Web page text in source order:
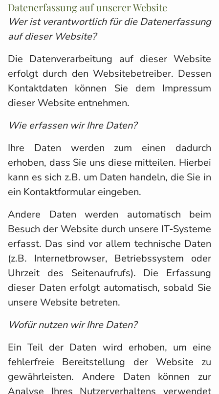
Datenerfassung auf unserer Website
Wer ist verantwortlich für die Datenerfassung
auf dieser Website?
Die Datenverarbeitung auf dieser Website
erfolgt durch den Websitebetreiber. Dessen
Kontaktdaten können Sie dem Impressum
dieser Website entnehmen.
Wie erfassen wir Ihre Daten?
Ihre Daten werden zum einen dadurch
erhoben, dass Sie uns diese mitteilen. Hierbei
kann es sich z.B. um Daten handeln, die Sie in
ein Kontaktformular eingeben.
Andere Daten werden automatisch beim
Besuch der Website durch unsere IT-Systeme
erfasst. Das sind vor allem technische Daten
(z.B. Internetbrowser, Betriebssystem oder
Uhrzeit des Seitenaufrufs). Die Erfassung
dieser Daten erfolgt automatisch, sobald Sie
unsere Website betreten.
Wofür nutzen wir Ihre Daten?
Ein Teil der Daten wird erhoben, um eine
fehlerfreie Bereitstellung der Website zu
gewährleisten. Andere Daten können zur